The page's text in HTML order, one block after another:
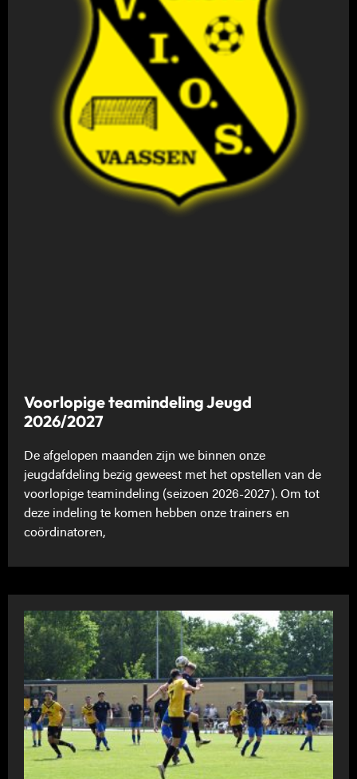
Voorlopige teamindeling Jeugd
2026/2027
De afgelopen maanden zijn we binnen onze
jeugdafdeling bezig geweest met het opstellen van de
voorlopige teamindeling (seizoen 2026-2027). Om tot
deze indeling te komen hebben onze trainers en
coördinatoren,